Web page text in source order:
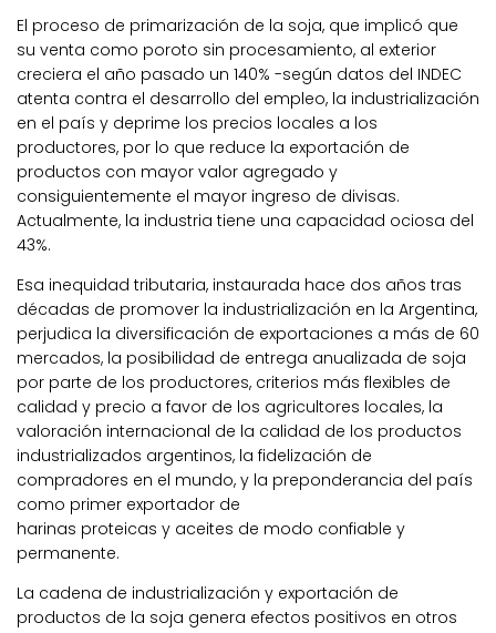
El proceso de primarización de la soja, que implicó que
su venta como poroto sin procesamiento, al exterior
creciera el año pasado un 140% -según datos del INDEC
atenta contra el desarrollo del empleo, la industrialización
en el país y deprime los precios locales a los
productores, por lo que reduce la exportación de
productos con mayor valor agregado y
consiguientemente el mayor ingreso de divisas.
Actualmente, la industria tiene una capacidad ociosa del
43%.
Esa inequidad tributaria, instaurada hace dos años tras
décadas de promover la industrialización en la Argentina,
perjudica la diversificación de exportaciones a más de 60
mercados, la posibilidad de entrega anualizada de soja
por parte de los productores, criterios más flexibles de
calidad y precio a favor de los agricultores locales, la
valoración internacional de la calidad de los productos
industrializados argentinos, la fidelización de
compradores en el mundo, y la preponderancia del país
como primer exportador de
harinas proteicas y aceites de modo confiable y
permanente.
La cadena de industrialización y exportación de
productos de la soja genera efectos positivos en otros